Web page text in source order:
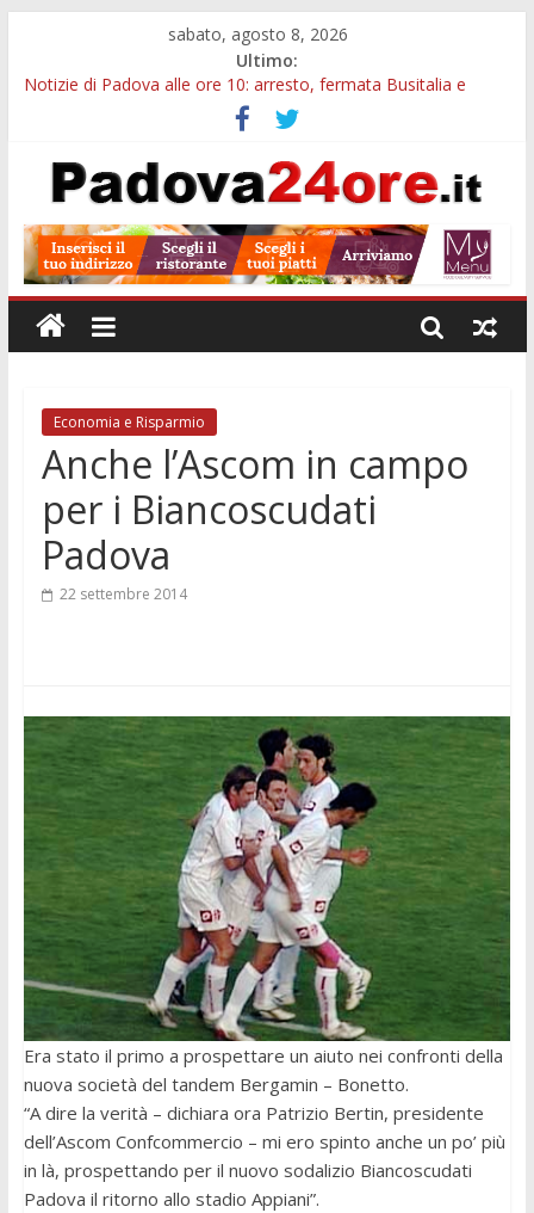
sabato, agosto 8, 2026
Ultimo:
Notizie di Padova alle ore 10: arresto, fermata Busitalia e
Notizie di Padova alle ore 23: maltrattamenti, arresto a
Limena e progetto Cool Shop
Bando sicurezza urbana Veneto: 650mila euro per Comuni e
Sicurezza esodo estivo Padova: più controlli su strade, stazioni
e treni
Bonus trasporto pubblico Veneto: 200 euro per l’abbonamento
annuale
Economia e Risparmio
Anche l’Ascom in campo
per i Biancoscudati
Padova
22 settembre 2014
Era stato il primo a prospettare un aiuto nei confronti della
nuova società del tandem Bergamin – Bonetto.
“A dire la verità – dichiara ora Patrizio Bertin, presidente
dell’Ascom Confcommercio – mi ero spinto anche un po’ più
in là, prospettando per il nuovo sodalizio Biancoscudati
Padova il ritorno allo stadio Appiani”.